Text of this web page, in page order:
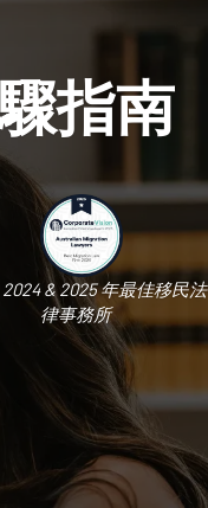
指南
& 2025 年最佳移民法
律事務所